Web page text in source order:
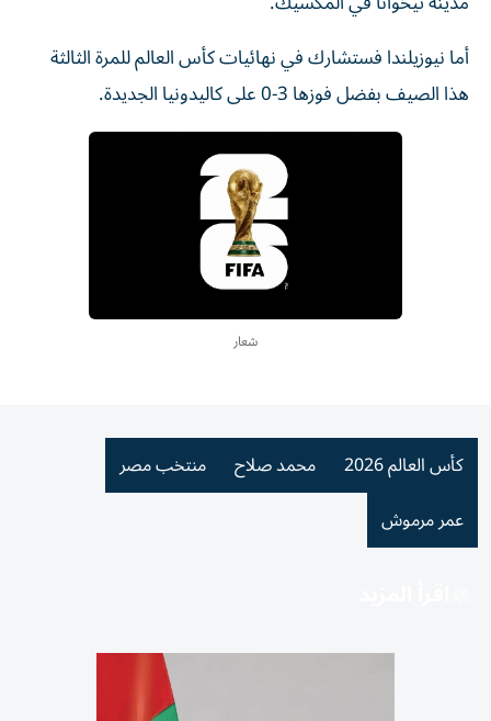
أما نيوزيلندا فستشارك في نهائيات كأس العالم للمرة الثالثة
هذا الصيف بفضل فوزها 3-0 على كاليدونيا الجديدة.
شعار
كأس العالم 2026 محمد صلاح
منتخب مصر
عمر مرموش